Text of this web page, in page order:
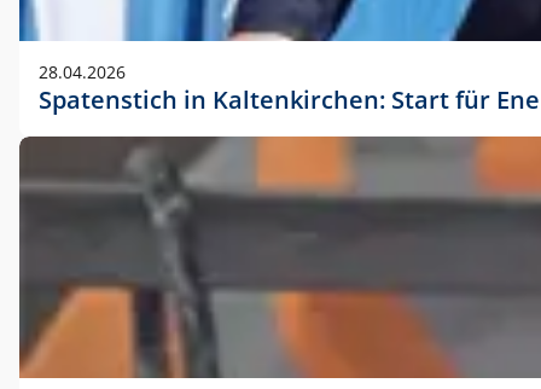
28.04.2026
Spatenstich in Kaltenkirchen: Start für